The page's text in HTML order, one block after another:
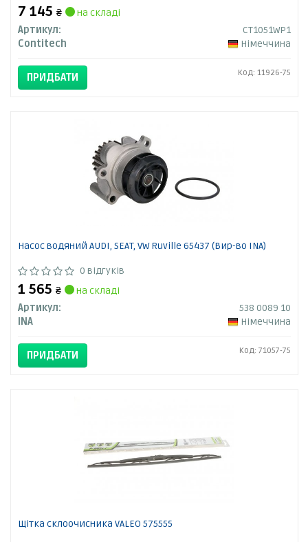
7 145 ₴
на складі
Артикул:
CT1051WP1
Contitech
Німеччина
ПРИДБАТИ Код: 11926-75
Насос водяний AUDI, SEAT, VW Ruville 65437 (Вир-во INA)
0 відгуків
1 565 ₴
на складі
Артикул:
538 0089 10
INA
Німеччина
ПРИДБАТИ Код: 71057-75
Щітка склоочисника VALEO 575555